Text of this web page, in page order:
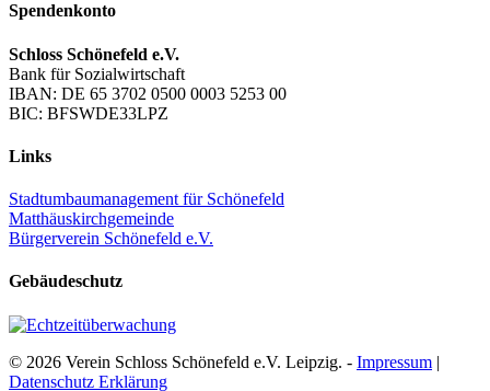
Spendenkonto
Schloss Schönefeld e.V.
Bank für Sozialwirtschaft
IBAN: DE 65 3702 0500 0003 5253 00
BIC: BFSWDE33LPZ
Links
Stadtumbaumanagement für Schönefeld
Matthäuskirchgemeinde
Bürgerverein Schönefeld e.V.
Gebäudeschutz
© 2026 Verein Schloss Schönefeld e.V. Leipzig. - Impressum |
Datenschutz Erklärung